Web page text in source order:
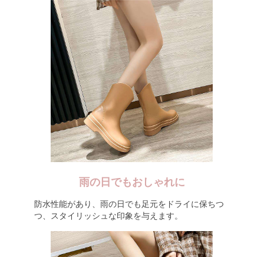
雨の日でもおしゃれに
防水性能があり、雨の日でも足元をドライに保ちつ
つ、スタイリッシュな印象を与えます。